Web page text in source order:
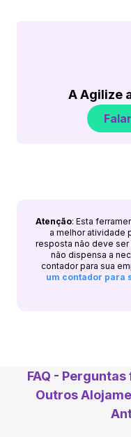
A Agilize
Atenção: Esta
a melhor atividade
resposta não deve
não dispensa a
contador para sua
um contador para
FAQ -
Outros